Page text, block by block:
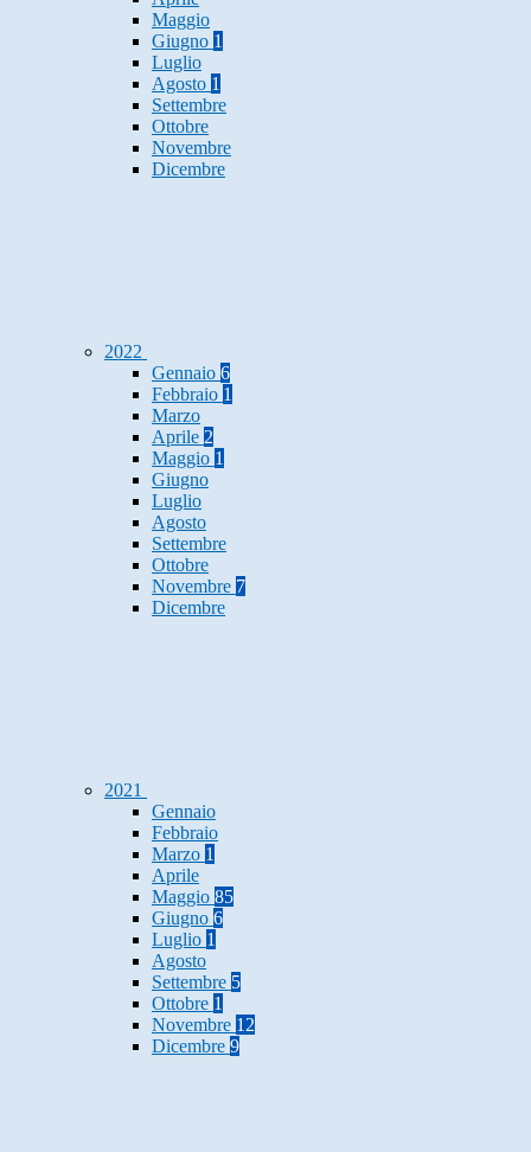
Maggio
Giugno 1
Luglio
Agosto 1
Settembre
Ottobre
Novembre
Dicembre
2022
Gennaio 6
Febbraio 1
Marzo
Aprile 2
Maggio 1
Giugno
Luglio
Agosto
Settembre
Ottobre
Novembre 7
Dicembre
2021
Gennaio
Febbraio
Marzo 1
Aprile
Maggio 85
Giugno 6
Luglio 1
Agosto
Settembre 5
Ottobre 1
Novembre 12
Dicembre 9